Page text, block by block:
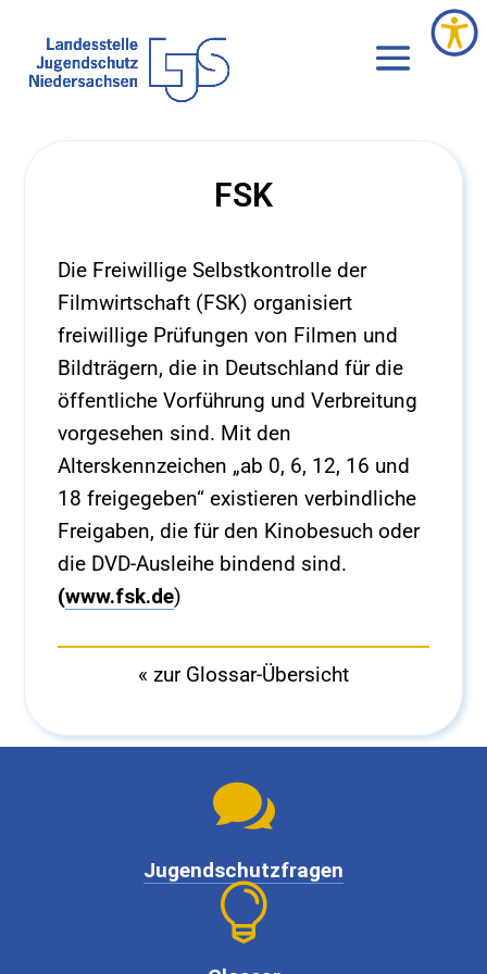
FSK
Die Freiwillige Selbstkontrolle der
Filmwirtschaft (FSK) organisiert
freiwillige Prüfungen von Filmen und
Bildträgern, die in Deutschland für die
öffentliche Vorführung und Verbreitung
vorgesehen sind. Mit den
Alterskennzeichen „ab 0, 6, 12, 16 und
18 freigegeben“ existieren verbindliche
Freigaben, die für den Kinobesuch oder
die DVD-Ausleihe bindend sind.
(www.fsk.de)
« zur Glossar-Übersicht

Jugendschutzfragen
